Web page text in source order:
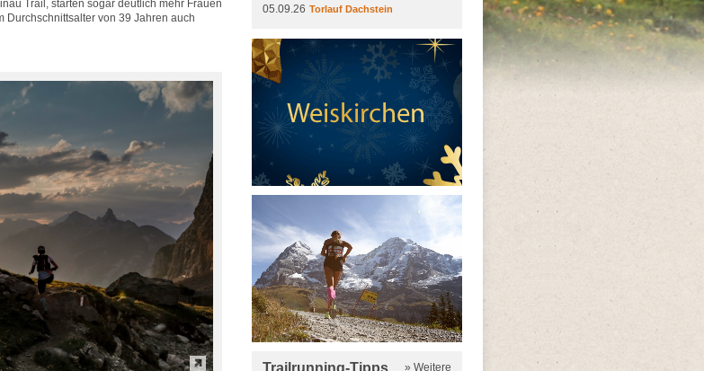
Trail, starten sogar deutlich mehr Frauen
Durchschnittsalter von 39 Jahren auch
05.09.26 Torlauf Dachstein
Trailrunning-Tipps » Weitere